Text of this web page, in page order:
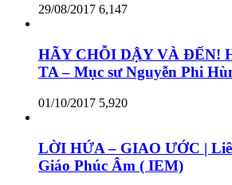
29/08/2017 6,147
HÃY CHỖI DẬY VÀ ĐẾN!
TA – Mục sư Nguyễn Phi
01/10/2017 5,920
LỜI HỨA – GIAO ƯỚC |
Giáo Phúc Âm ( IEM)